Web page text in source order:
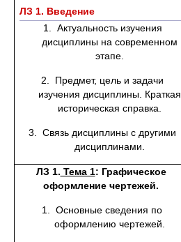
ЛЗ 1. Введение
1. Актуальность изучения
дисциплины на современном
этапе.
2. Предмет, цель и задачи
изучения дисциплины. Краткая
историческая справка.
3. Связь дисциплины с другими
дисциплинами.
ЛЗ 1. Тема 1: Графическое
оформление чертежей.
1. Основные сведения по
оформлению чертежей.